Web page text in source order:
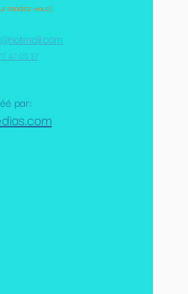
rendez-vous)
47 05 17
par: